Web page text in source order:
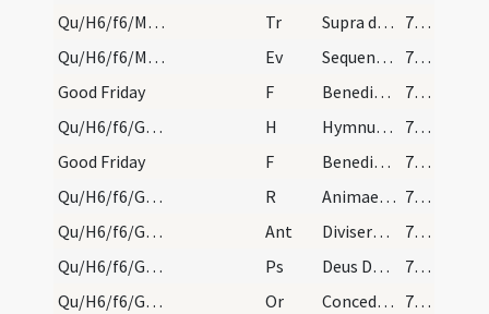
Qu/H6/f6/M2/Mass Propers/2
Tr Supra dorsum meum fabricaverunt peccatores
792 (189)
Qu/H6/f6/M2/Mass Propers
Ev Sequentia sancti Evangelii ... Cum sero factum esset
792 (189)
Good Friday
F Benedictus Dominus qui vivit et regnat
792 (189)
Qu/H6/f6/Good Friday
H Hymnum dicamus Domino
792 (189)
Good Friday
F Benedictus Dominus qui vivit et regnat
792 (189)
Qu/H6/f6/Good Friday/1
R Animae impiorum
792 (189)
Qu/H6/f6/Good Friday
Ant Diviserunt sibi
792 (189)
Qu/H6/f6/Good Friday
Ps Deus Deus meus respice
792 (189)
Qu/H6/f6/Good Friday/1
Or Concede nobis omnipotens Deus ut sicut in passione ... stipendia meritorum ... gratiam consequamur
792 (189)